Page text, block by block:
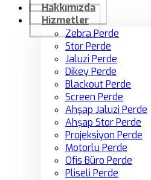
Hakkımızda
Hizmetler
Zebra Perde
Stor Perde
Jaluzi Perde
Dikey Perde
Blackout Perde
Screen Perde
Ahşap Jaluzi Perde
Ahşap Stor Perde
Projeksiyon Perde
Motorlu Perde
Ofis Büro Perde
Pliseli Perde